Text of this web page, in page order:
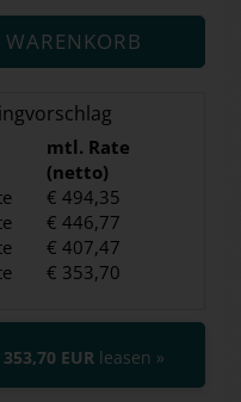
mtl. Rate
(netto)
€ 494,35
€ 446,77
€ 407,47
€ 353,70
353,70 EURleasen »